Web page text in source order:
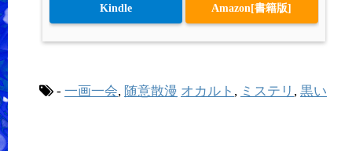
Kindle Amazon[書籍版]
- 一画一会, 随意散漫 オカルト , ミステリ , 黒い